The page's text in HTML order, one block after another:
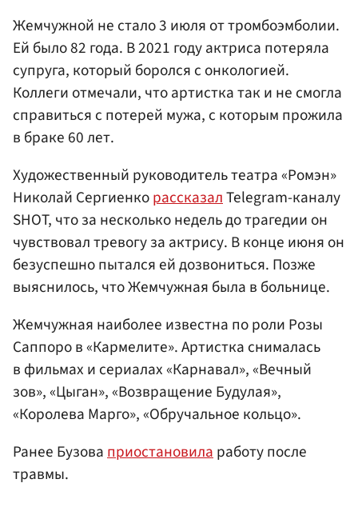
Жемчужной не стало 3 июля от тромбоэмболии.
Ей было 82 года. В 2021 году актриса потеряла
супруга, который боролся с онкологией.
Коллеги отмечали, что артистка так и не смогла
справиться с потерей мужа, с которым прожила
в браке 60 лет.
Художественный руководитель театра «Ромэн»
Николай СергиенкорассказалTelegram-каналу
SHOT, что за несколько недель до трагедии он
чувствовал тревогу за актрису. В конце июня он
безуспешно пытался ей дозвониться. Позже
выяснилось, что Жемчужная была в больнице.
Жемчужная наиболее известна по роли Розы
Саппоро в «Кармелите». Артистка снималась
в фильмах и сериалах «Карнавал», «Вечный
зов», «Цыган», «Возвращение Будулая»,
«Королева Марго», «Обручальное кольцо».
Ранее Бузоваприостановилаработу после
травмы.